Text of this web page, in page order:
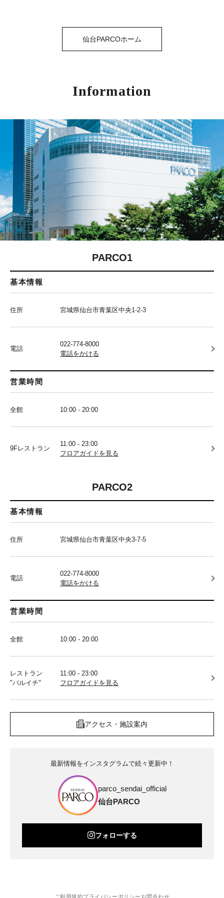
仙台PARCOホーム
Information
PARCO1
基本情報
住所 宮城県仙台市青葉区中央1-2-3
電話
022-774-8000
電話をかける
営業時間
全館 10:00 - 20:00
9Fレストラン
11:00 - 23:00
フロアガイドを見る
PARCO2
基本情報
住所 宮城県仙台市青葉区中央3-7-5
電話
022-774-8000
電話をかける
営業時間
全館 10:00 - 20:00
レストラン
"パルイチ"
11:00 - 23:00
フロアガイドを見る
アクセス・施設案内
最新情報をインスタグラムで続々更新中！
parco_sendai_official
仙台PARCO
フォローする
ご利用規約プライバシーポリシー お問合わせ